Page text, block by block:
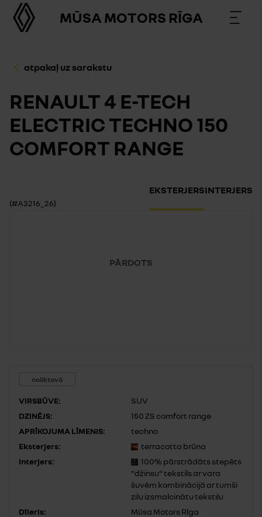
MŪSA MOTORS RĪGA
atpakaļ uz sarakstu
RENAULT 4 E-TECH
ELECTRIC TECHNO 150
COMFORT RANGE
PĀRDOTS
(#A3216_26)
EKSTERJERSINTERJERS
noliktavā
VIRSBŪVE:
SUV
DZINĒJS:
150 ZS comfort range
APRĪKOJUMA LĪMENIS:
techno
Eksterjers:
terracotta brūna
Interjers:
100% pārstrādāts stepēts
"džinsu" tekstils ar vara
šuvēm kombinācijā ar tumši
zilu izsmalcinātu tekstilu
Dīleris:
Mūsa Motors Rīga